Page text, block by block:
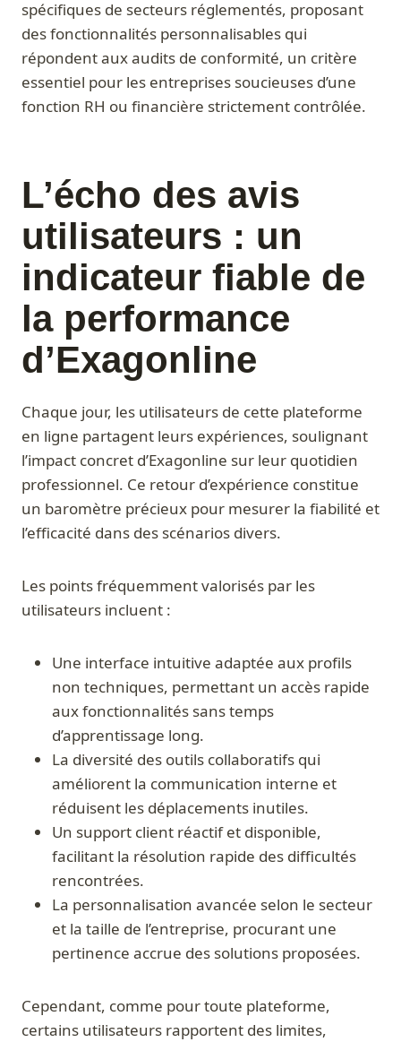
spécifiques de secteurs réglementés, proposant
des fonctionnalités personnalisables qui
répondent aux audits de conformité, un critère
essentiel pour les entreprises soucieuses d’une
fonction RH ou financière strictement contrôlée.
L’écho des avis
utilisateurs : un
indicateur fiable de
la performance
d’Exagonline
Chaque jour, les utilisateurs de cette plateforme
en ligne partagent leurs expériences, soulignant
l’impact concret d’Exagonline sur leur quotidien
professionnel. Ce retour d’expérience constitue
un baromètre précieux pour mesurer la fiabilité et
l’efficacité dans des scénarios divers.
Les points fréquemment valorisés par les
utilisateurs incluent :
Une interface intuitive adaptée aux profils
non techniques, permettant un accès rapide
aux fonctionnalités sans temps
d’apprentissage long.
La diversité des outils collaboratifs qui
améliorent la communication interne et
réduisent les déplacements inutiles.
Un support client réactif et disponible,
facilitant la résolution rapide des difficultés
rencontrées.
La personnalisation avancée selon le secteur
et la taille de l’entreprise, procurant une
pertinence accrue des solutions proposées.
Cependant, comme pour toute plateforme,
certains utilisateurs rapportent des limites,